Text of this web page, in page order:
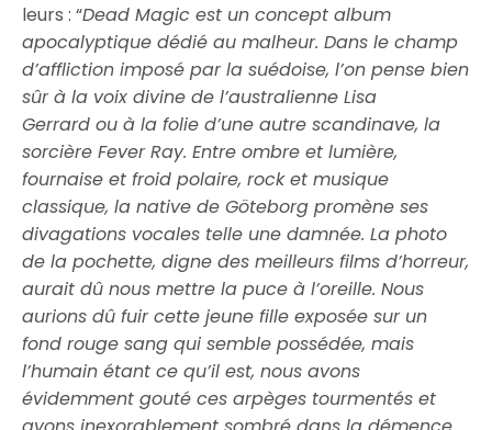
leurs : “Dead Magic est un concept album
apocalyptique dédié au malheur. Dans le champ
d’affliction imposé par la suédoise, l’on pense bien
sûr à la voix divine de l’australienne Lisa
Gerrard ou à la folie d’une autre scandinave, la
sorcière Fever Ray. Entre ombre et lumière,
fournaise et froid polaire, rock et musique
classique, la native de Göteborg promène ses
divagations vocales telle une damnée. La photo
de la pochette, digne des meilleurs films d’horreur,
aurait dû nous mettre la puce à l’oreille. Nous
aurions dû fuir cette jeune fille exposée sur un
fond rouge sang qui semble possédée, mais
l’humain étant ce qu’il est, nous avons
évidemment gouté ces arpèges tourmentés et